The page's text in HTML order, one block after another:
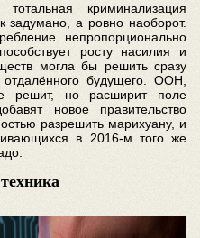
криминализация
задумано, а ровно наоборот.
непропорционально
росту насилия и
могла бы решить сразу
будущего. ООН,
решит, но расширит поле
новое правительство
разрешить марихуану, и
в 2016-м того же